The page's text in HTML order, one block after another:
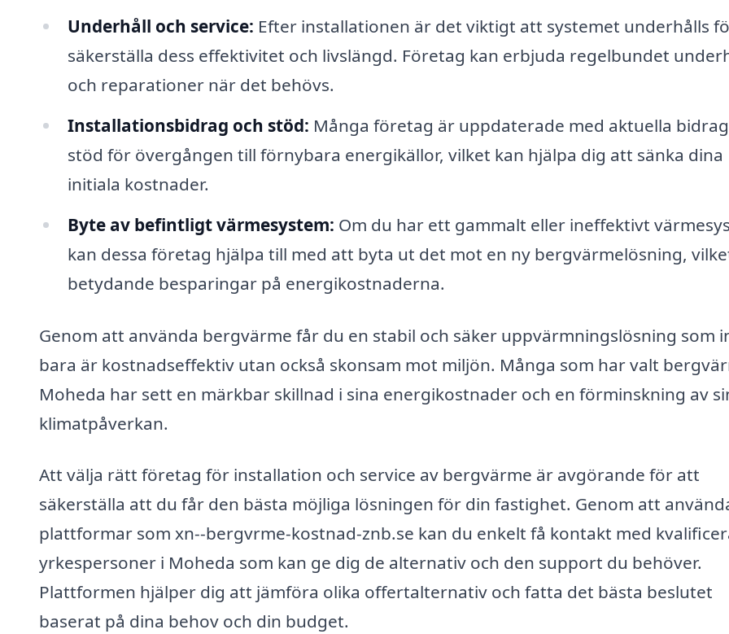
Underhåll och service: Efter installationen är det viktigt att systemet underhålls
säkerställa dess effektivitet och livslängd. Företag kan erbjuda regelbundet
och reparationer när det behövs.
Installationsbidrag och stöd: Många företag är uppdaterade med aktuella
stöd för övergången till förnybara energikällor, vilket kan hjälpa dig att sänka dina
initiala kostnader.
Byte av befintligt värmesystem: Om du har ett gammalt eller ineffektivt
kan dessa företag hjälpa till med att byta ut det mot en ny bergvärmelösning,
betydande besparingar på energikostnaderna.
Genom att använda bergvärme får du en stabil och säker uppvärmningslösning som
bara är kostnadseffektiv utan också skonsam mot miljön. Många som har valt
Moheda har sett en märkbar skillnad i sina energikostnader och en förminskning av
klimatpåverkan.
Att välja rätt företag för installation och service av bergvärme är avgörande för att
säkerställa att du får den bästa möjliga lösningen för din fastighet. Genom att
plattformar som xn--bergvrme-kostnad-znb.se kan du enkelt få kontakt med
yrkespersoner i Moheda som kan ge dig de alternativ och den support du behöver.
Plattformen hjälper dig att jämföra olika offertalternativ och fatta det bästa beslutet
baserat på dina behov och din budget.